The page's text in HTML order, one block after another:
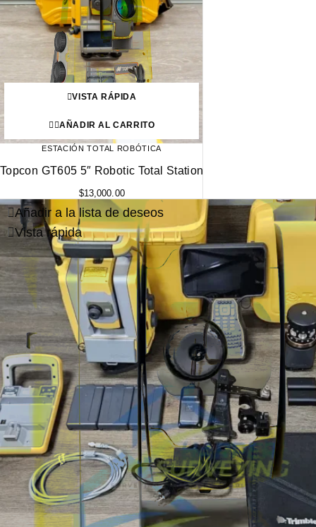
VISTA RÁPIDA
AÑADIR AL CARRITO
ESTACIÓN TOTAL ROBÓTICA
Topcon GT605 5″ Robotic Total Station
$13,000.00
Añadir a la lista de deseos
Vista rápida